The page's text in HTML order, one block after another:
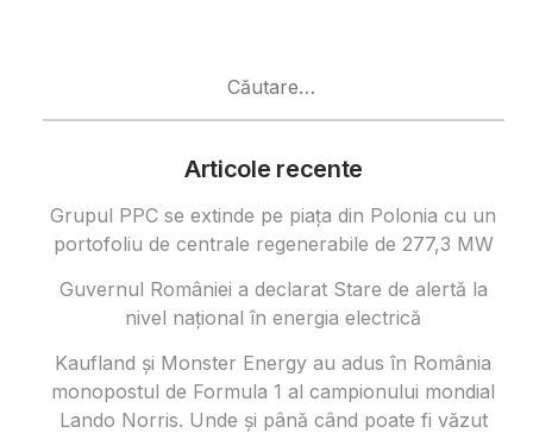
Articole recente
Grupul PPC se extinde pe piața din Polonia cu un
portofoliu de centrale regenerabile de 277,3 MW
Guvernul României a declarat Stare de alertă la
nivel național în energia electrică
Kaufland și Monster Energy au adus în România
monopostul de Formula 1 al campionului mondial
Lando Norris. Unde și până când poate fi văzut